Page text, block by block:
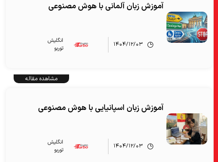
آموزش زبان آلمانی با هوش مصنوعی
۱۴۰۴/۱۲/۰۳
انگلیش‌
توربو
مشاهده مقاله
آموزش زبان اسپانیایی با هوش مصنوعی
۱۴۰۴/۱۲/۰۳
انگلیش‌
توربو